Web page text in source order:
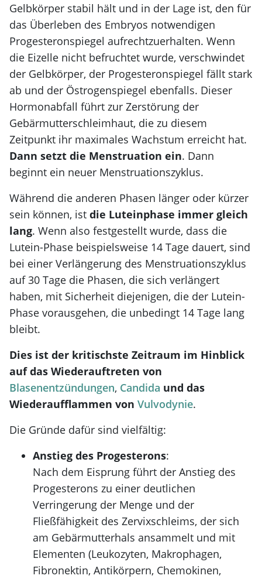
Gelbkörper stabil hält und in der Lage ist, den für
das Überleben des Embryos notwendigen
Progesteronspiegel aufrechtzuerhalten. Wenn
die Eizelle nicht befruchtet wurde, verschwindet
der Gelbkörper, der Progesteronspiegel fällt stark
ab und der Östrogenspiegel ebenfalls. Dieser
Hormonabfall führt zur Zerstörung der
Gebärmutterschleimhaut, die zu diesem
Zeitpunkt ihr maximales Wachstum erreicht hat.
Dann setzt die Menstruation ein. Dann
beginnt ein neuer Menstruationszyklus.
Während die anderen Phasen länger oder kürzer
sein können, ist die Luteinphase immer gleich
lang. Wenn also festgestellt wurde, dass die
Lutein-Phase beispielsweise 14 Tage dauert, sind
bei einer Verlängerung des Menstruationszyklus
auf 30 Tage die Phasen, die sich verlängert
haben, mit Sicherheit diejenigen, die der Lutein-
Phase vorausgehen, die unbedingt 14 Tage lang
bleibt.
Dies ist der kritischste Zeitraum im Hinblick
auf das Wiederauftreten von
Blasenentzündungen, Candida und das
Wiederaufflammen von Vulvodynie.
Die Gründe dafür sind vielfältig:
Anstieg des Progesterons:
Nach dem Eisprung führt der Anstieg des
Progesterons zu einer deutlichen
Verringerung der Menge und der
Fließfähigkeit des Zervixschleims, der sich
am Gebärmutterhals ansammelt und mit
Elementen (Leukozyten, Makrophagen,
Fibronektin, Antikörpern, Chemokinen,